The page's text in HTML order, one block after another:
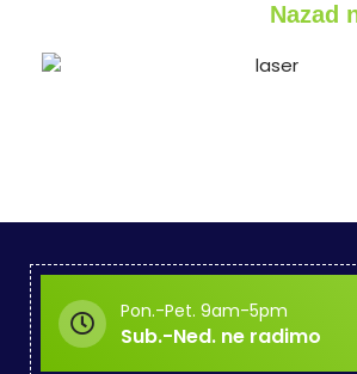
Nazad
Pon.-Pet. 9am-5pm
Sub.-Ned. ne radimo